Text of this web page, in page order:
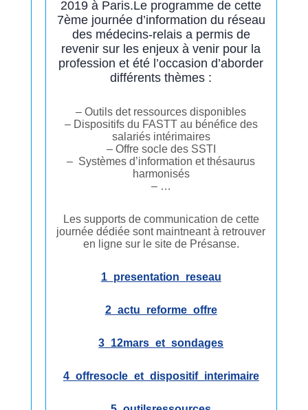
2019 à Paris.Le programme de cette
7ème journée d’information du réseau
des médecins-relais a permis de
revenir sur les enjeux à venir pour la
profession et été l’occasion d’aborder
différents thèmes :
– Outils det ressources disponibles
– Dispositifs du FASTT au bénéfice des
salariés intérimaires
– Offre socle des SSTI
– Systèmes d’information et thésaurus
harmonisés
– …
Les supports de communication de cette
journée dédiée sont maintneant à retrouver
en ligne sur le site de Présanse.
1_presentation_reseau
2_actu_reforme_offre
3_12mars_et_sondages
4_offresocle_et_dispositif_interimaire